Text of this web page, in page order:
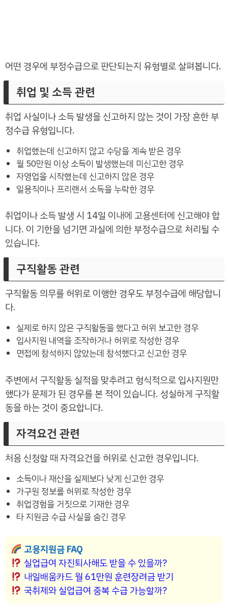
어떤 경우에 부정수급으로 판단되는지 유형별로 살펴봅니다.
취업 및 소득 관련
취업 사실이나 소득 발생을 신고하지 않는 것이 가장 흔한 부
정수급 유형입니다.
취업했는데 신고하지 않고 수당을 계속 받은 경우
월 50만원 이상 소득이 발생했는데 미신고한 경우
자영업을 시작했는데 신고하지 않은 경우
일용직이나 프리랜서 소득을 누락한 경우
취업이나 소득 발생 시 14일 이내에 고용센터에 신고해야 합
니다. 이 기한을 넘기면 과실에 의한 부정수급으로 처리될 수
있습니다.
구직활동 관련
구직활동 의무를 허위로 이행한 경우도 부정수급에 해당합니
다.
실제로 하지 않은 구직활동을 했다고 허위 보고한 경우
입사지원 내역을 조작하거나 허위로 작성한 경우
면접에 참석하지 않았는데 참석했다고 신고한 경우
주변에서 구직활동 실적을 맞추려고 형식적으로 입사지원만
했다가 문제가 된 경우를 본 적이 있습니다. 성실하게 구직활
동을 하는 것이 중요합니다.
자격요건 관련
처음 신청할 때 자격요건을 허위로 신고한 경우입니다.
소득이나 재산을 실제보다 낮게 신고한 경우
가구원 정보를 허위로 작성한 경우
취업경험을 거짓으로 기재한 경우
타 지원금 수급 사실을 숨긴 경우
고용지원금 FAQ
실업급여 자진퇴사해도 받을 수 있을까?
내일배움카드 월 61만원 훈련장려금 받기
국취제와 실업급여 중복 수급 가능할까?